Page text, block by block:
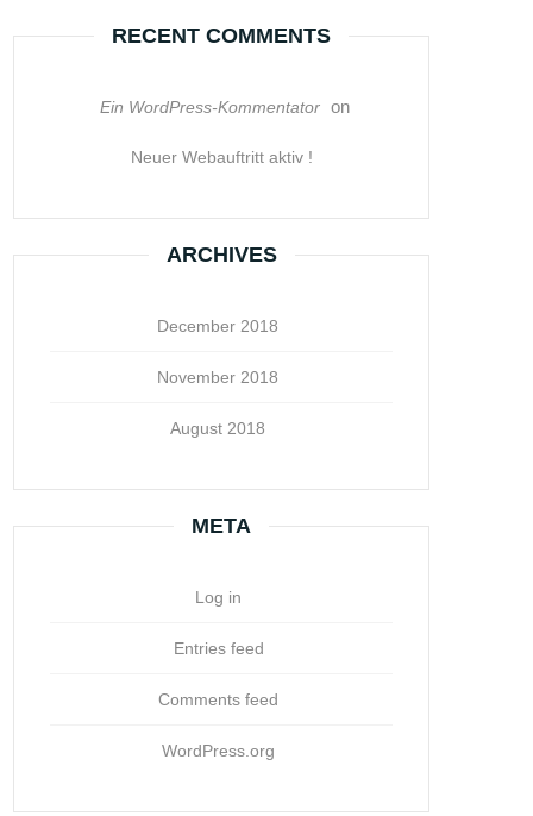
RECENT COMMENTS
Ein WordPress-Kommentator on
Neuer Webauftritt aktiv !
ARCHIVES
December 2018
November 2018
August 2018
META
Log in
Entries feed
Comments feed
WordPress.org